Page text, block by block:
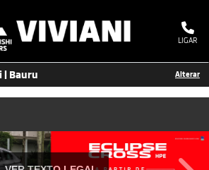
LIGAR
| Bauru Alterar